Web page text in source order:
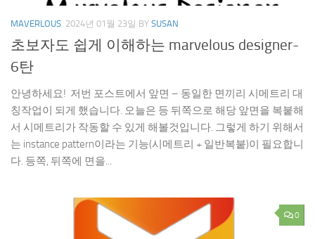
MAVERLOUS 2024년 01월 23일 BY SUSAN
초보자도 쉽게 이해하는 marvelous designer-
6탄
안녕하세요! 저번 포스트에서 앞면 – 동일한 면끼리 시메트리 대
칭작업이 되게 했습니다. 오늘은 등 뒤쪽으로 해당 앞면을 복붙해
서 시메트리가 작동할 수 있게 해볼것입니다. 그렇게 하기 위해서
는 instance pattern이라는 기능(시메트리 + 일반복붙)이 필요합니
다. 등쪽, 뒤쪽에 면을...
0